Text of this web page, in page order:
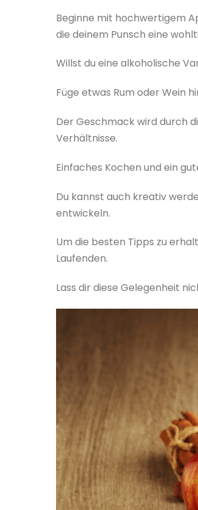
Beginne mit hochwertigem
die deinem Punsch eine
Willst du eine alkoholische
Füge etwas Rum oder Wein
Der Geschmack wird durch
Verhältnisse.
Einfaches Kochen und ein
Du kannst auch kreativ
entwickeln.
Um die besten Tipps zu
Laufenden.
Lass dir diese Gelegenheit